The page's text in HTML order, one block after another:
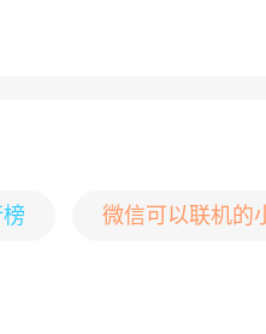
微信可以联机的